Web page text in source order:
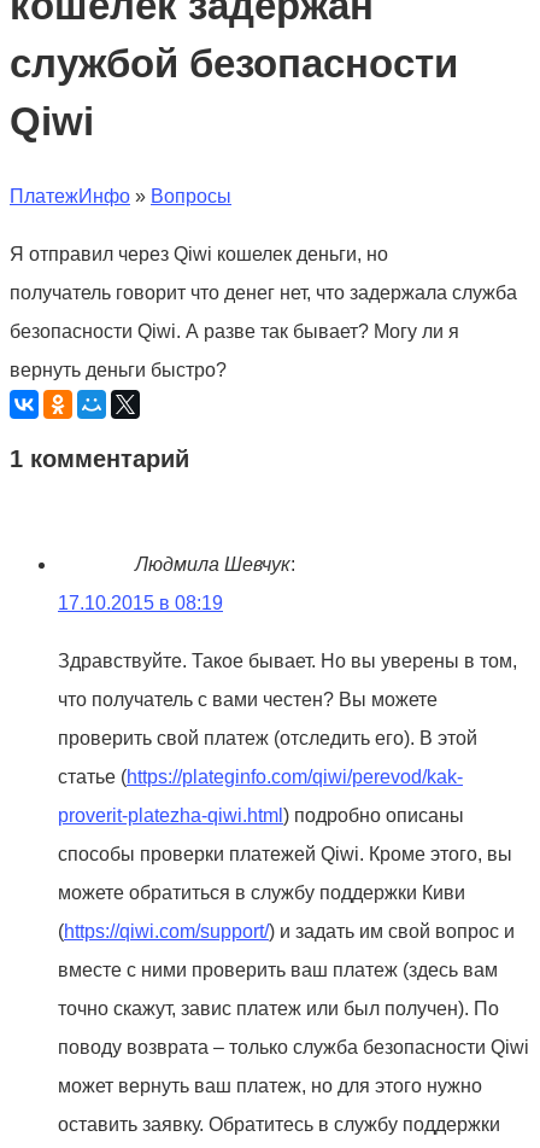
службой безопасности
Qiwi
ПлатежИнфо » Вопросы
Я отправил через Qiwi кошелек деньги, но
получатель говорит что денег нет, что задержала служба
безопасности Qiwi. А разве так бывает? Могу ли я
вернуть деньги быстро?
1 комментарий
Людмила Шевчук:
17.10.2015 в 08:19
Здравствуйте. Такое бывает. Но вы уверены в том,
что получатель с вами честен? Вы можете
проверить свой платеж (отследить его). В этой
статье (https://plateginfo.com/qiwi/perevod/kak-
proverit-platezha-qiwi.html ) подробно описаны
способы проверки платежей Qiwi. Кроме этого, вы
можете обратиться в службу поддержки Киви
(https://qiwi.com/support/) и задать им свой вопрос и
вместе с ними проверить ваш платеж (здесь вам
точно скажут, завис платеж или был получен). По
поводу возврата – только служба безопасности Qiwi
может вернуть ваш платеж, но для этого нужно
оставить заявку. Обратитесь в службу поддержки